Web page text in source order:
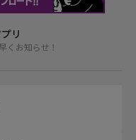
リ
くお知らせ！